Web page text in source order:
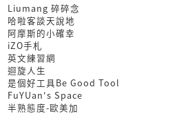
Liumang 碎碎念
哈啦客談天說地
阿摩斯的小確幸
iZO手札
英文練習網
迴旋人生
是個好工具Be Good Tool
FuYUan's Space
半熟態度-歐美加